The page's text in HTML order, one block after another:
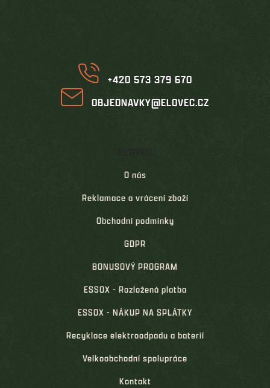
+420 573 379 670
OBJEDNAVKY@ELOVEC.CZ
O nás
Reklamace a vrácení zboží
Obchodní podmínky
GDPR
BONUSOVÝ PROGRAM
ESSOX - Rozložená platba
ESSOX - NÁKUP NA SPLÁTKY
Recyklace elektroodpadu a baterií
Velkoobchodní spolupráce
Kontakt